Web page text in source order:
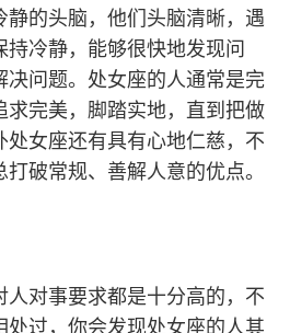
的头脑，他们头脑清晰，遇
冷静，能够很快地发现问
问题。处女座的人通常是完
完美，脚踏实地，直到把做
女座还有具有心地仁慈，不
破常规、善解人意的优点。
对事要求都是十分高的，不
过，你会发现处女座的人其